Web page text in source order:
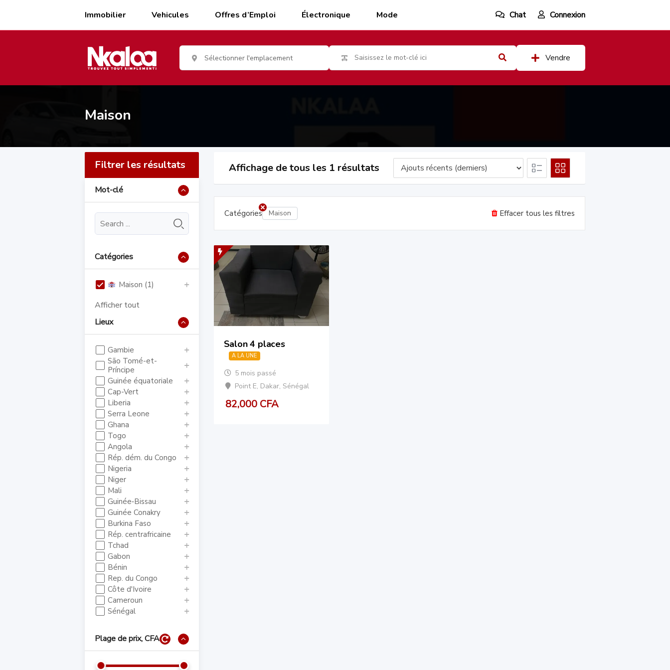
Immobilier Vehicules Offres d’Emploi Électronique Mode Chat Connexion
Sélectionner l'emplacement Vendre
Maison
Filtrer les résultats
Mot-clé
Catégories
Maison (1)
Afficher tout
Lieux
Gambie
São Tomé-et-
Príncipe
Guinée équatoriale
Cap-Vert
Liberia
Serra Leone
Ghana
Togo
Angola
Rép. dém. du Congo
Nigeria
Niger
Mali
Guinée‑Bissau
Guinée Conakry
Burkina Faso
Rép. centrafricaine
Tchad
Gabon
Bénin
Rep. du Congo
Côte d'Ivoire
Cameroun
Sénégal
Plage de prix, CFA
Affichage de tous les 1 résultats
Catégories Maison Effacer tous les filtres
Salon 4 places
A LA UNE
5 mois passé
Point E, Dakar, Sénégal
82,000 CFA